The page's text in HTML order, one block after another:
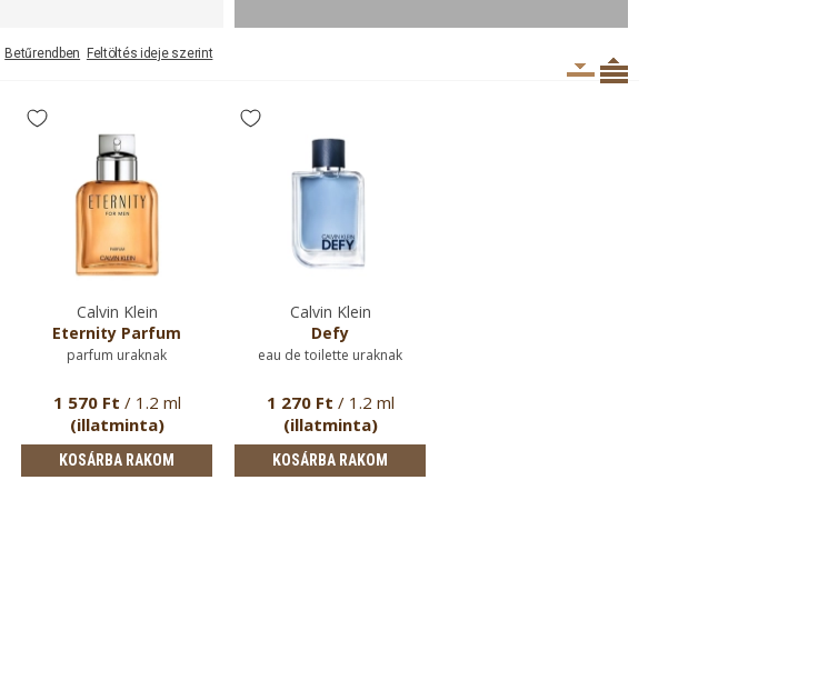
Betűrendben Feltöltés ideje szerint
Calvin Klein
Eternity Parfum
parfum uraknak
1 570 Ft / 1.2 ml
(illatminta)
KOSÁRBA RAKOM
Calvin Klein
Defy
eau de toilette uraknak
1 270 Ft / 1.2 ml
(illatminta)
KOSÁRBA RAKOM